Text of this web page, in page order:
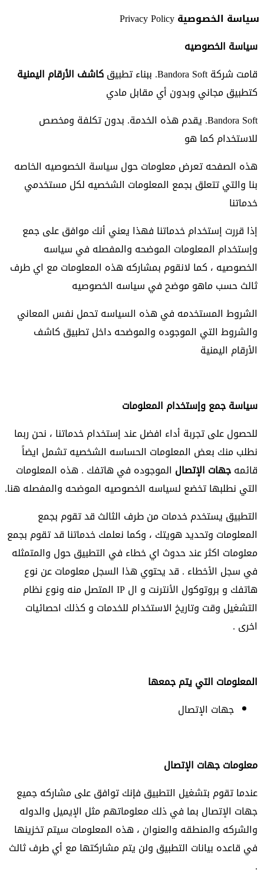
سياسة الخصوصية Privacy Policy
سياسة الخصوصيه
قامت شركة Bandora Soft. ببناء تطبيق
كاشف الأرقام اليمنية
كتطبيق مجاني وبدون أي مقابل مادي
Bandora Soft. يقدم هذه الخدمة. بدون تكلفة ومخصص
للاستخدام كما هو
هذه الصفحه تعرض معلومات حول سياسة الخصوصيه الخاصه
بنا والتي تتعلق بجمع المعلومات الشخصيه لكل مستخدمي
خدماتنا
إذا قررت إستخدام خدماتنا فهذا يعني أنك موافق على جمع
وإستخدام المعلومات الموضحه والمفصله في سياسه
الخصوصيه ، كما لانقوم بمشاركه هذه المعلومات مع اي طرف
ثالث حسب ماهو موضح في سياسه الخصوصيه
الشروط المستخدمه في هذه السياسه تحمل نفس المعاني
والشروط التي الموجوده والموضحه داخل تطبيق كاشف
الأرقام اليمنية
سياسة جمع وإستخدام المعلومات
للحصول على تجربة أداء افضل عند إستخدام خدماتنا ، نحن ربما
نطلب منك بعض المعلومات الحساسه الشخصيه تشمل ايضاً
قائمهجهات الإتصال الموجوده في هاتفك . هذه المعلومات
التي نطلبها تخضع لسياسه الخصوصيه الموضحه والمفصله هنا.
التطبيق يستخدم خدمات من طرف الثالث قد تقوم بجمع
المعلومات وتحديد هويتك ، وكما نعلمك خدماتنا قد تقوم بجمع
معلومات اكثر عند حدوث اي خطاء في التطبيق حول والمتمثله
في سجل الأخطاء . قد يحتوي هذا السجل معلومات عن نوع
هاتفك و بروتوكول الأنترنت و ال IP المتصل منه ونوع نظام
التشغيل وقت وتاريخ الاستخدام للخدمات و كذلك احصائيات
اخرى .
المعلومات التي يتم جمعها
جهات الإتصال
معلومات جهات الإتصال
عندما تقوم بتشغيل التطبيق فإنك توافق على مشاركه جميع
جهات الإتصال بما في ذلك معلوماتهم مثل الإيميل والدوله
والشركه والمنطقه والعنوان ، هذه المعلومات سيتم تخزينها
في قاعده بيانات التطبيق ولن يتم مشاركتها مع أي طرف ثالث
.